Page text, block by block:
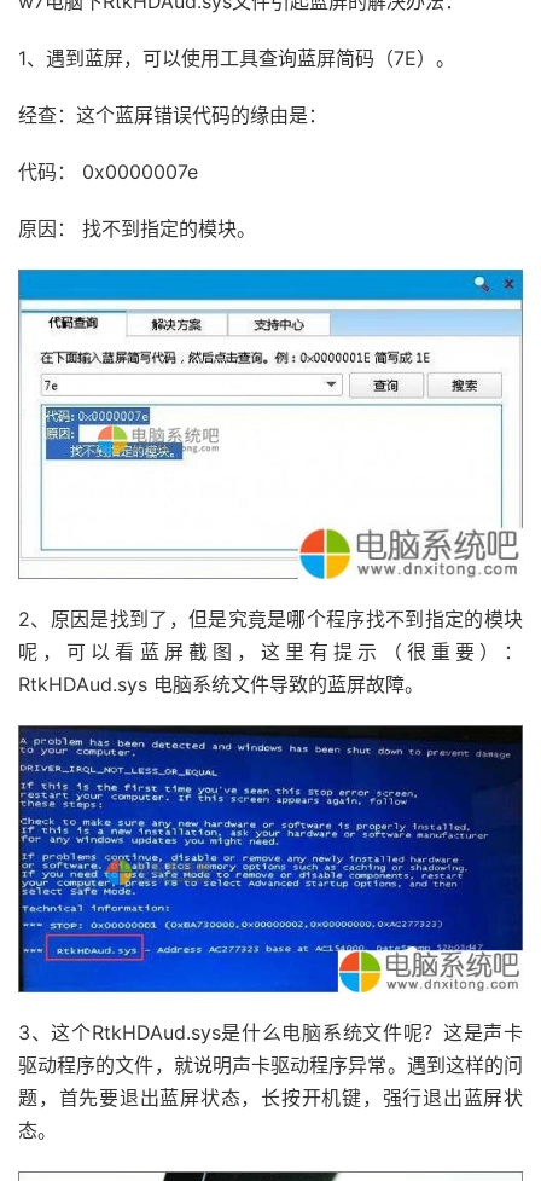
1、遇到蓝屏，可以使用工具查询蓝屏简码（7E）。
经查：这个蓝屏错误代码的缘由是：
代码： 0x0000007e
原因： 找不到指定的模块。
2、原因是找到了，但是究竟是哪个程序找不到指定的模块
呢，可以看蓝屏截图，这里有提示（很重要）：
RtkHDAud.sys 电脑系统文件导致的蓝屏故障。
3、这个RtkHDAud.sys是什么电脑系统文件呢？这是声卡
驱动程序的文件，就说明声卡驱动程序异常。遇到这样的问
题，首先要退出蓝屏状态，长按开机键，强行退出蓝屏状
态。